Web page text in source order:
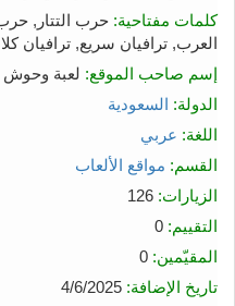
كلمات مفتاحية: حرب التتار,
العرب, ترافيان سريع, ترافيان
إسم صاحب الموقع: لعبة وحوش
الدولة: السعودية
اللغة: عربي
القسم: مواقع الألعاب
الزيارات:
التقييم:
المقيّمين:
تاريخ الإضافة: